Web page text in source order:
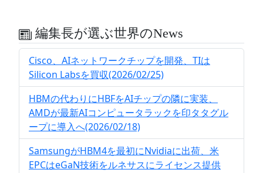
編集長が選ぶ世界のNews
Cisco、AIネットワークチップを開発、TIは
Silicon Labsを買収(2026/02/25)
HBMの代わりにHBFをAIチップの隣に実装、
AMDが最新AIコンピュータラックを印タタグル
ープに導入へ(2026/02/18)
SamsungがHBM4を最初にNvidiaに出荷、米
EPCはeGaN技術をルネサスにライセンス提供